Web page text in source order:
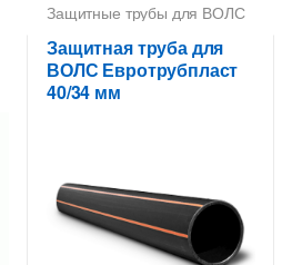
Защитные трубы для ВОЛС
40 мм
Защитная труба для
ВОЛС Евротрубпласт
40/34 мм